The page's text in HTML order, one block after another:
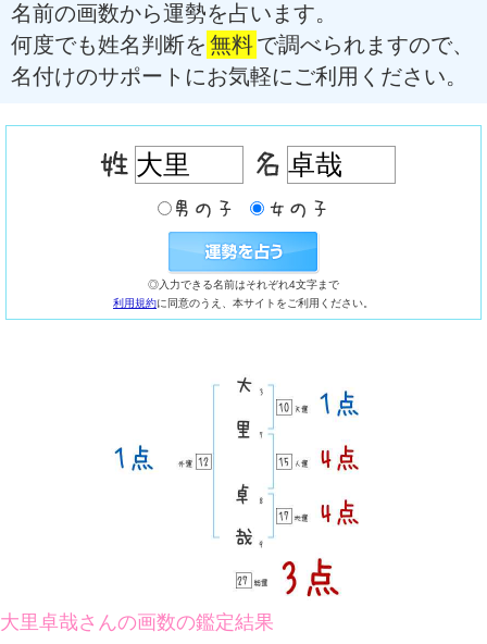
名前の画数から運勢を占います。
何度でも姓名判断を 無料で調べられますので、
名付けのサポートにお気軽にご利用ください。
◎入力できる名前はそれぞれ4文字まで
利用規約に同意のうえ、本サイトをご利用ください。
大里卓哉さんの画数の鑑定結果